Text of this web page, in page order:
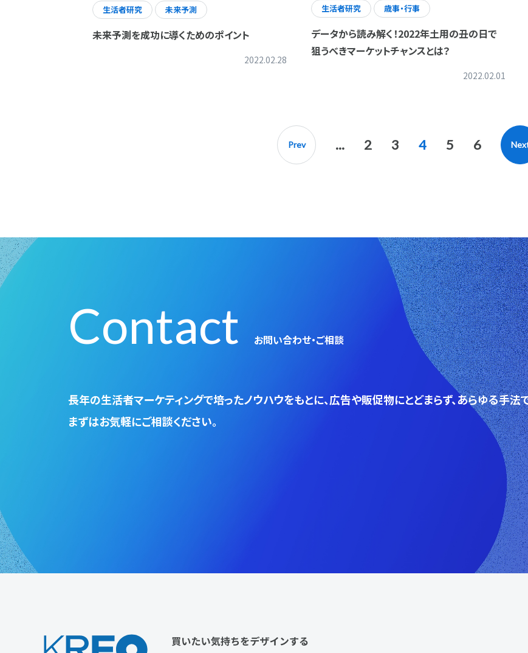
生活者研究 未来予測
未来予測を成功に導くためのポイント
2022.02.28
生活者研究 歳事・行事
データから読み解く！2022年土用の丑の日で
狙うべきマーケットチャンスとは？
2022.02.01
Prev ... 2 3 4 5 6
Contact お問い合わせ・ご相談
⻑年の生活者マーケティングで培ったノウハウをもとに、広告や販促物にとどまらず、あらゆる手法
まずはお気軽にご相談ください。